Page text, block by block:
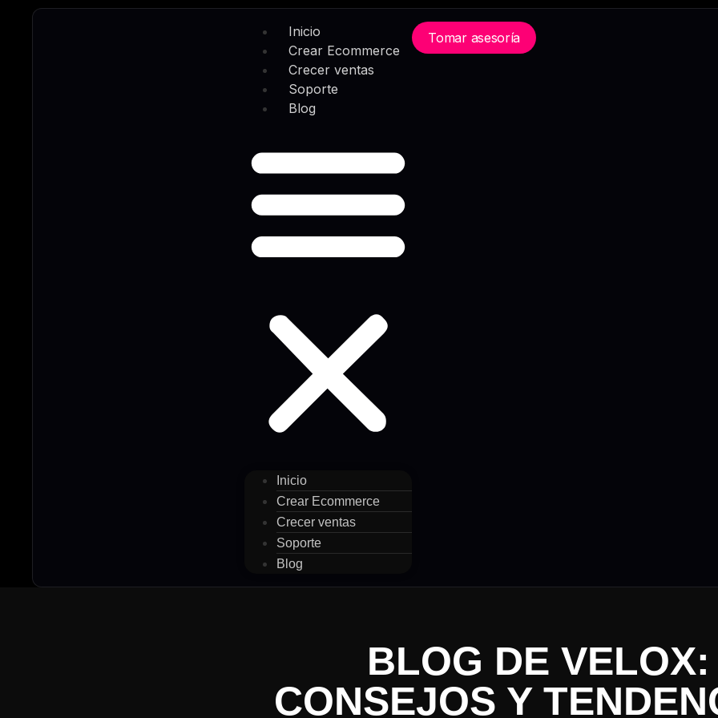
Inicio
Crear Ecommerce
Crecer ventas
Soporte
Blog
Inicio
Crear Ecommerce
Crecer ventas
Soporte
Blog
Tomar asesoría
BLOG DE VELOX:
CONSEJOS Y